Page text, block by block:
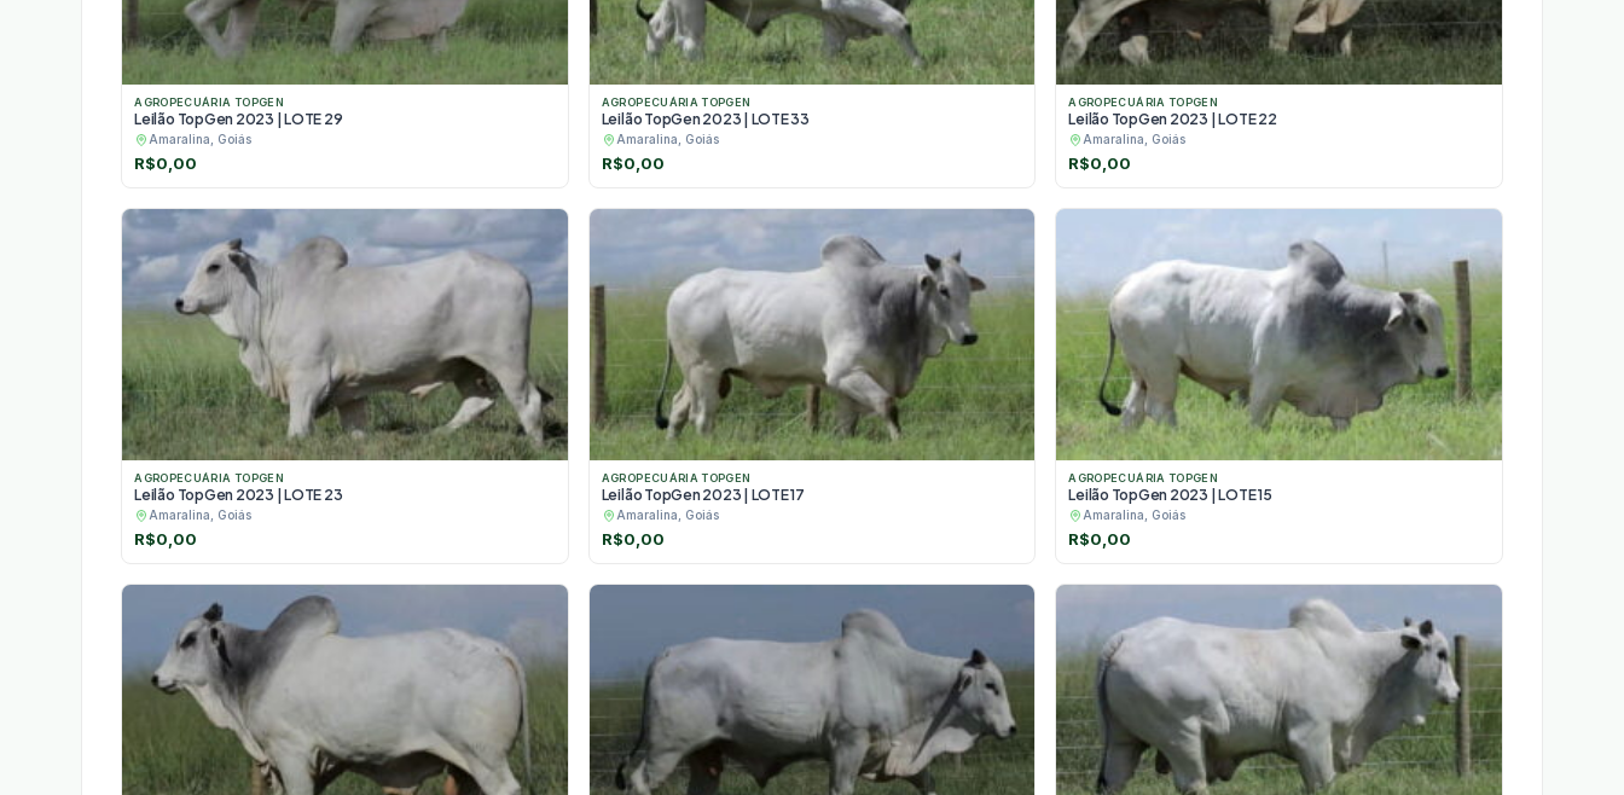
AGROPECUÁRIA TOPGEN
Leilão TopGen 2023 | LOTE 29
Amaralina, Goiás
R$0,00
AGROPECUÁRIA TOPGEN
Leilão TopGen 2023 | LOTE 33
Amaralina, Goiás
R$0,00
AGROPECUÁRIA TOPGEN
Leilão TopGen 2023 | LOTE 22
Amaralina, Goiás
R$0,00
AGROPECUÁRIA TOPGEN
Leilão TopGen 2023 | LOTE 23
Amaralina, Goiás
R$0,00
AGROPECUÁRIA TOPGEN
Leilão TopGen 2023 | LOTE 17
Amaralina, Goiás
R$0,00
AGROPECUÁRIA TOPGEN
Leilão TopGen 2023 | LOTE 15
Amaralina, Goiás
R$0,00